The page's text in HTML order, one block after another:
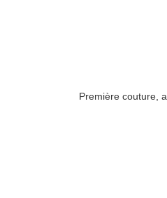
Première couture,